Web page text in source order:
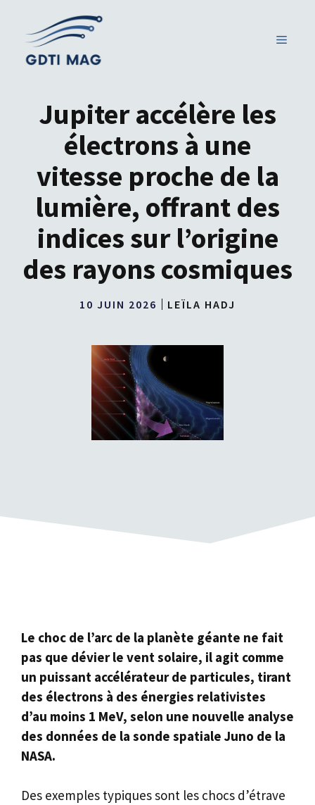
contenu
MENU
Jupiter accélère les
électrons à une
vitesse proche de la
lumière, offrant des
indices sur l’origine
des rayons cosmiques
10 JUIN 2026 LEÏLA HADJ
Le choc de l’arc de la planète géante ne fait
pas que dévier le vent solaire, il agit comme
un puissant accélérateur de particules, tirant
des électrons à des énergies relativistes
d’au moins 1 MeV, selon une nouvelle analyse
des données de la sonde spatiale Juno de la
NASA.
Des exemples typiques sont les chocs d’étrave